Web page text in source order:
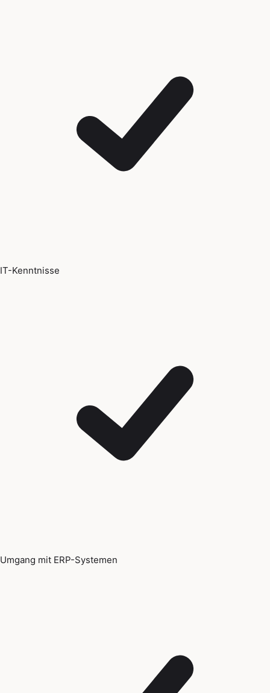
IT-Kenntnisse
Umgang mit ERP-Systemen